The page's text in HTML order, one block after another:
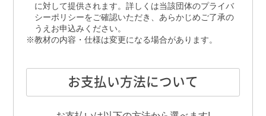
に対して提供されます。詳しくは当該団体のプライバ
シーポリシーをご確認いただき、あらかじめご了承の
うえお申込みください。
教材の内容・仕様は変更になる場合があります。
お支払い方法について